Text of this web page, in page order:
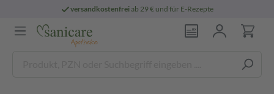
versandkostenfreiab 29 € und für E-Rezepte